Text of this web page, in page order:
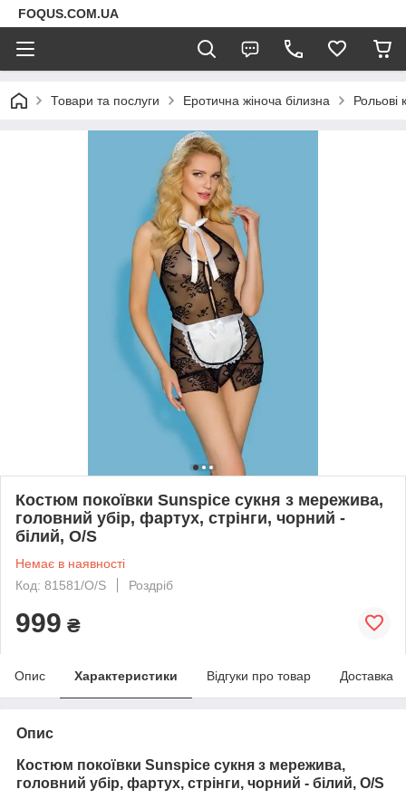
FOQUS.COM.UA
Товари та послуги Еротична жіноча білизна Рольові
Костюм покоївки Sunspice сукня з мережива,
головний убір, фартух, стрінги, чорний -
білий, O/S
Немає в наявності
Код: 81581/O/S
Роздріб
999 ₴
Опис Характеристики Відгуки про товар Доставка
Опис
Костюм покоївки Sunspice сукня з мережива,
головний убір, фартух, стрінги, чорний - білий, O/S